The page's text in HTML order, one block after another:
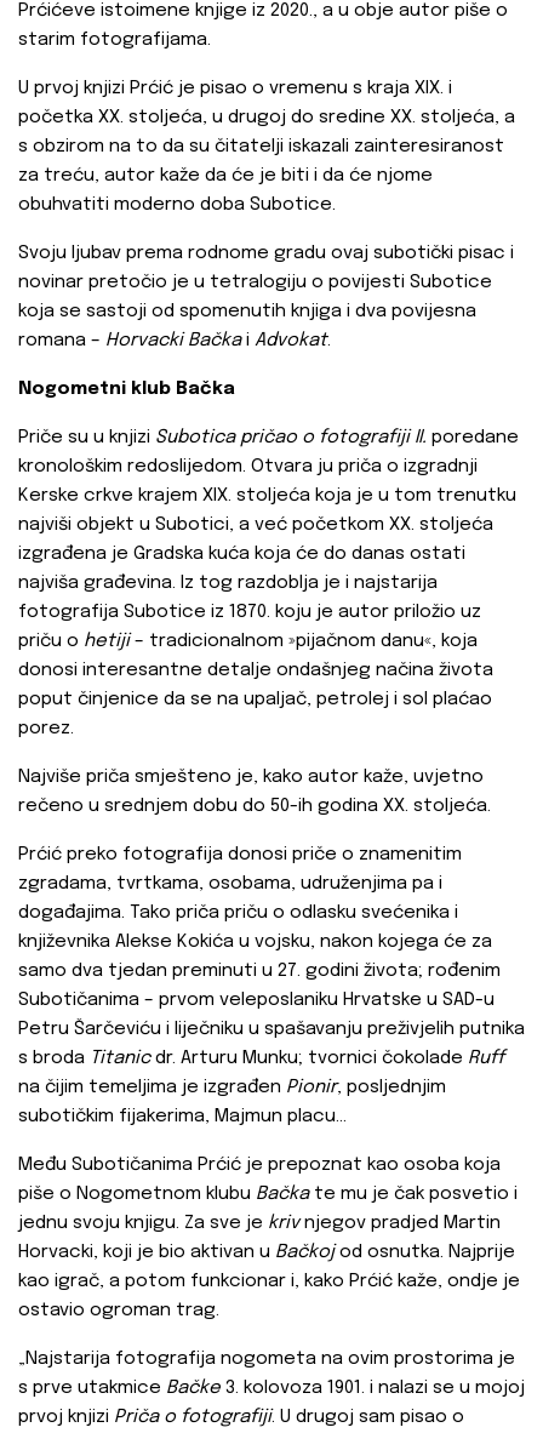
Prćićeve istoimene knjige iz 2020., a u obje autor piše o
starim fotografijama.
U prvoj knjizi Prćić je pisao o vremenu s kraja XIX. i
početka XX. stoljeća, u drugoj do sredine XX. stoljeća, a
s obzirom na to da su čitatelji iskazali zainteresiranost
za treću, autor kaže da će je biti i da će njome
obuhvatiti moderno doba Subotice.
Svoju ljubav prema rodnome gradu ovaj subotički pisac i
novinar pretočio je u tetralogiju o povijesti Subotice
koja se sastoji od spomenutih knjiga i dva povijesna
romana – Horvacki Bačkai Advokat.
Nogometni klub Bačka
Priče su u knjizi Subotica pričao o fotografiji II. poredane
kronološkim redoslijedom. Otvara ju priča o izgradnji
Kerske crkve krajem XIX. stoljeća koja je u tom trenutku
najviši objekt u Subotici, a već početkom XX. stoljeća
izgrađena je Gradska kuća koja će do danas ostati
najviša građevina. Iz tog razdoblja je i najstarija
fotografija Subotice iz 1870. koju je autor priložio uz
priču o hetiji– tradicionalnom »pijačnom danu«, koja
donosi interesantne detalje ondašnjeg načina života
poput činjenice da se na upaljač, petrolej i sol plaćao
porez.
Najviše priča smješteno je, kako autor kaže, uvjetno
rečeno u srednjem dobu do 50-ih godina XX. stoljeća.
Prćić preko fotografija donosi priče o znamenitim
zgradama, tvrtkama, osobama, udruženjima pa i
događajima. Tako priča priču o odlasku svećenika i
književnika Alekse Kokića u vojsku, nakon kojega će za
samo dva tjedan preminuti u 27. godini života; rođenim
Subotičanima – prvom veleposlaniku Hrvatske u SAD-u
Petru Šarčeviću i liječniku u spašavanju preživjelih putnika
s broda Titanicdr. Arturu Munku; tvornici čokolade Ruff
na čijim temeljima je izgrađen Pionir, posljednjim
subotičkim fijakerima, Majmun placu…
Među Subotičanima Prćić je prepoznat kao osoba koja
piše o Nogometnom klubu Bačkate mu je čak posvetio i
jednu svoju knjigu. Za sve je krivnjegov pradjed Martin
Horvacki, koji je bio aktivan u Bačkojod osnutka. Najprije
kao igrač, a potom funkcionar i, kako Prćić kaže, ondje je
ostavio ogroman trag.
„Najstarija fotografija nogometa na ovim prostorima je
s prve utakmice Bačke 3. kolovoza 1901. i nalazi se u mojoj
prvoj knjizi Priča o fotografiji. U drugoj sam pisao o